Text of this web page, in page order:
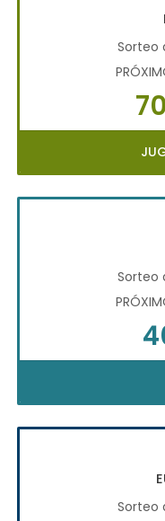
Sorteo
Sorteo
Sorteo